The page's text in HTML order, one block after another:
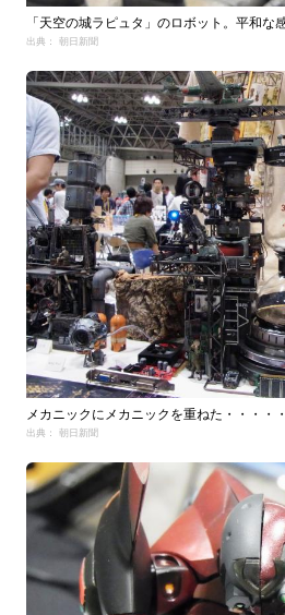
「天空の城ラピュタ」のロボット。平和な
出典： 朝日新聞
メカニックにメカニックを重ねた・・・・
出典： 朝日新聞